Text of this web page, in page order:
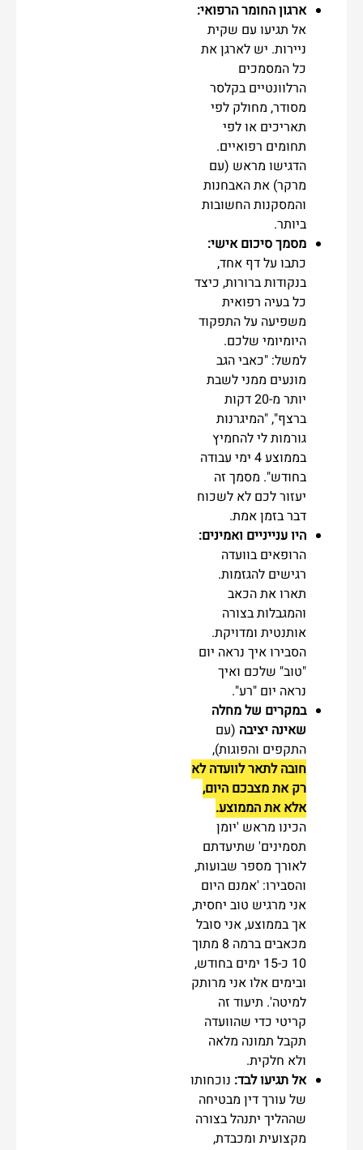
ארגון החומר הרפואי:
אל תגיעו עם שקית
ניירות. יש לארגן את
כל המסמכים
הרלוונטיים בקלסר
מסודר, מחולק לפי
תאריכים או לפי
תחומים רפואיים.
הדגישו מראש (עם
מרקר) את האבחנות
והמסקנות החשובות
ביותר.
מסמך סיכום אישי:
כתבו על דף אחד,
בנקודות ברורות, כיצד
כל בעיה רפואית
משפיעה על התפקוד
היומיומי שלכם.
למשל: "כאבי הגב
מונעים ממני לשבת
יותר מ-20 דקות
ברצף", "המיגרנות
גורמות לי להחמיץ
בממוצע 4 ימי עבודה
בחודש". מסמך זה
יעזור לכם לא לשכוח
דבר בזמן אמת.
היו ענייניים ואמינים:
הרופאים בוועדה
רגישים להגזמות.
תארו את הכאב
והמגבלות בצורה
אותנטית ומדויקת.
הסבירו איך נראה יום
"טוב" שלכם ואיך
נראה יום "רע".
במקרים של מחלה
שאינה יציבה (עם
התקפים והפוגות),
חובה לתאר לוועדה לא
רק את מצבכם היום,
אלא את הממוצע.
הכינו מראש 'יומן
תסמינים' שתיעדתם
לאורך מספר שבועות,
והסבירו: 'אמנם היום
אני מרגיש טוב יחסית,
אך בממוצע, אני סובל
מכאבים ברמה 8 מתוך
10 כ-15 ימים בחודש,
ובימים אלו אני מרותק
למיטה'. תיעוד זה
קריטי כדי שהוועדה
תקבל תמונה מלאה
ולא חלקית.
אל תגיעו לבד: נוכחותו
של עורך דין מבטיחה
שההליך יתנהל בצורה
מקצועית ומכבדת,